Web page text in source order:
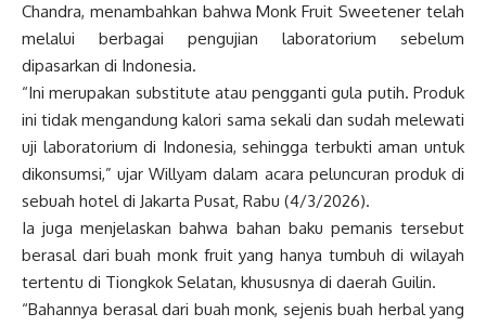
Chandra, menambahkan bahwa Monk Fruit Sweetener telah
melalui berbagai pengujian laboratorium sebelum
dipasarkan di Indonesia.
“Ini merupakan substitute atau pengganti gula putih. Produk
ini tidak mengandung kalori sama sekali dan sudah melewati
uji laboratorium di Indonesia, sehingga terbukti aman untuk
dikonsumsi,” ujar Willyam dalam acara peluncuran produk di
sebuah hotel di Jakarta Pusat, Rabu (4/3/2026).
Ia juga menjelaskan bahwa bahan baku pemanis tersebut
berasal dari buah monk fruit yang hanya tumbuh di wilayah
tertentu di Tiongkok Selatan, khususnya di daerah Guilin.
“Bahannya berasal dari buah monk, sejenis buah herbal yang